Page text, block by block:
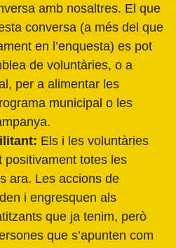
amb nosaltres. El que
conversa (a més del que
en l’enquesta) es pot
de voluntàries, o a
per a alimentar les
municipal o les
Els i les voluntàries
positivament totes les
ara. Les accions de
i engresquen als
que ja tenim, però
que s’apunten com